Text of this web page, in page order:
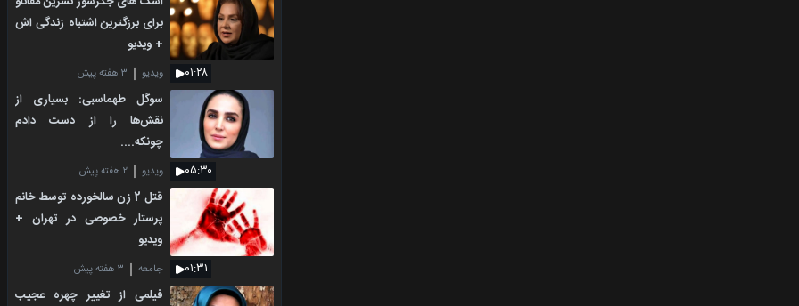
۰۱:۲۸
برای برزگترین اشتباه زندگی اش
+ ویدیو
ویدیو ۳ هفته پیش
۰۵:۳۰
سوگل طهماسبی: بسیاری از
نقش‌ها را از دست دادم
چونکه....
ویدیو ۲ هفته پیش
۰۱:۳۱
قتل 2 زن سالخورده توسط خانم
پرستار خصوصی در تهران +
ویدیو
جامعه ۳ هفته پیش
فیلمی از تغییر چهره عجیب